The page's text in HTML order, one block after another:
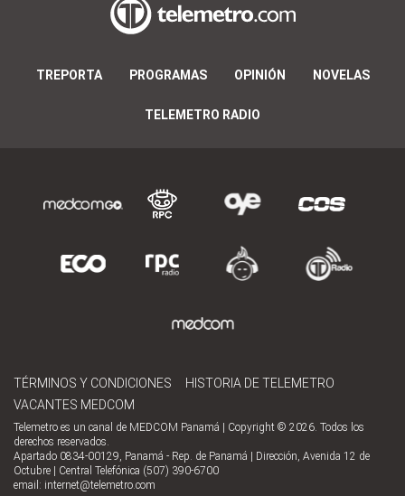
TREPORTA PROGRAMAS OPINIÓN NOVELAS
TELEMETRO RADIO
TÉRMINOS Y CONDICIONES
HISTORIA DE TELEMETRO
VACANTES MEDCOM
Telemetro es un canal de MEDCOM Panamá | Copyright © 2026. Todos los
derechos reservados.
Apartado 0834-00129, Panamá - Rep. de Panamá | Dirección, Avenida 12 de
Octubre | Central Telefónica (507) 390-6700
email: internet@telemetro.com